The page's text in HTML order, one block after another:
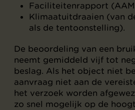
Faciliteitenrapport
Klimaatuitdraaien (van
als de tentoonstelling).
De beoordeling van een
neemt gemiddeld vijf tot
beslag. Als het object niet
aanvraag niet aan de
het verzoek worden
zo snel mogelijk op de